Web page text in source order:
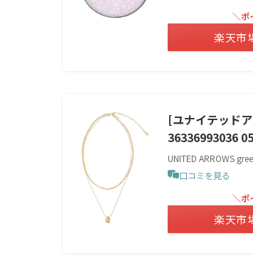
＼ポ
楽天市
[ユナイテッド
36336993036
UNITED ARROWS
口コミを見る
＼ポ
楽天市